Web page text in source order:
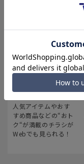
最新のお買い得情報
人気アイテムやおす
すめ商品などの“おト
ク“が満載のチラシが
Webでも見られる！